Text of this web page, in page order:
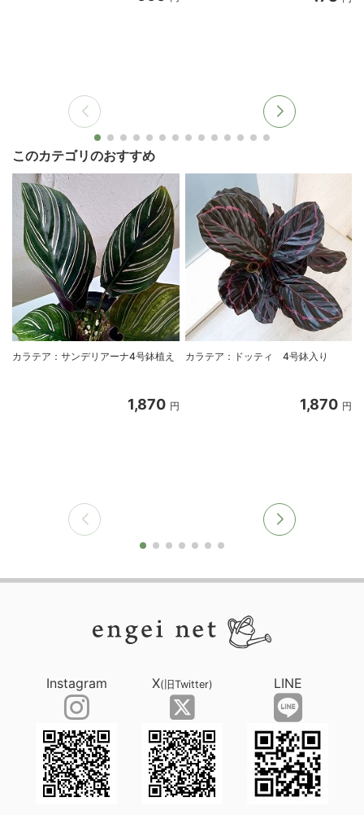
このカテゴリのおすすめ
カラテア：サンデリアーナ4号鉢植え
1,870 円
カラテア：ドッティ 4号鉢入り
1,870 円
Instagram X(旧Twitter) LINE